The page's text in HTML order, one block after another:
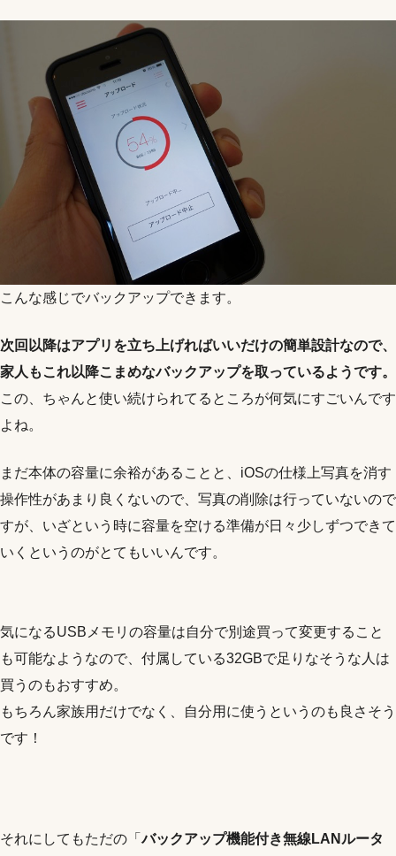
こんな感じでバックアップできます。
次回以降はアプリを立ち上げればいいだけの簡単設計なので、
家人もこれ以降こまめなバックアップを取っているようです。
この、ちゃんと使い続けられてるところが何気にすごいんです
よね。
まだ本体の容量に余裕があることと、iOSの仕様上写真を消す
操作性があまり良くないので、写真の削除は行っていないので
すが、いざという時に容量を空ける準備が日々少しずつできて
いくというのがとてもいいんです。
気になるUSBメモリの容量は自分で別途買って変更すること
も可能なようなので、付属している32GBで足りなそうな人は
買うのもおすすめ。
もちろん家族用だけでなく、自分用に使うというのも良さそう
です！
それにしてもただの「バックアップ機能付き無線LANルータ